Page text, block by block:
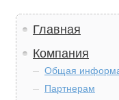
Главная
Компания
Общая
Партнерам